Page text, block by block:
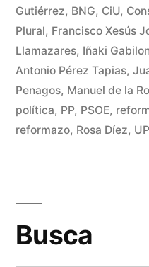
Álvarez
Gutiérrez, BNG, CiU,
Plural, Francisco Xesús
Llamazares, Iñaki
Antonio Pérez Tapias,
Penagos, Manuel de la
política, PP, PSOE,
reformazo, Rosa Díez,
Busca